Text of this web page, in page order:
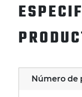
Número de